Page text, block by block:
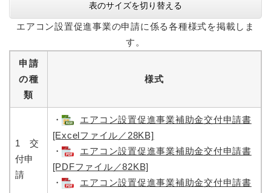
表のサイズを切り替える
エアコン設置促進事業の申請に係る各種様式を掲載しま
す。
申請
の種
類
様式
1 交
付申
請
・
エアコン設置促進事業補助金交付申請書
[Excelファイル／28KB]
・
エアコン設置促進事業補助金交付申請書
[PDFファイル／82KB]
・
エアコン設置促進事業補助金交付申請書